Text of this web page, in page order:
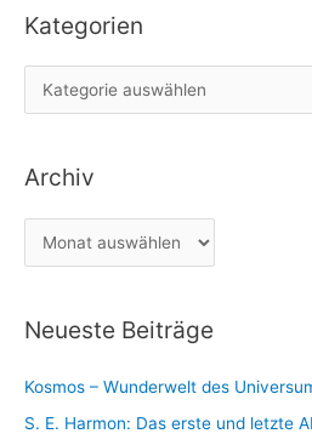
h
c
h
Kategorien
a
e
e
Archiv
r
h
v
Neueste Beiträge
Kosmos – Wunderwelt des
S. E. Harmon: Das erste und letzte